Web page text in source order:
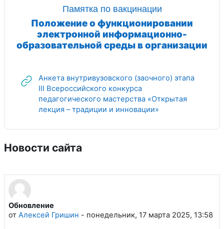
Памятка по вакцинации
Положение о функционировании
электронной информационно-
образовательной среды в организации
Анкета внутривузовского (заочного) этапа
III Всероссийского конкурса
педагогического мастерства «Открытая
лекция – традиции и инновации»
Новости сайта
Обновление
от Алексей Гришин - понедельник, 17 марта 2025, 13:58